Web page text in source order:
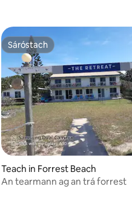
as 5, 17 léirmheas
Sáróstach
Sáróstach
Teach in Forrest Beach
An tearmann ag an trá forrest